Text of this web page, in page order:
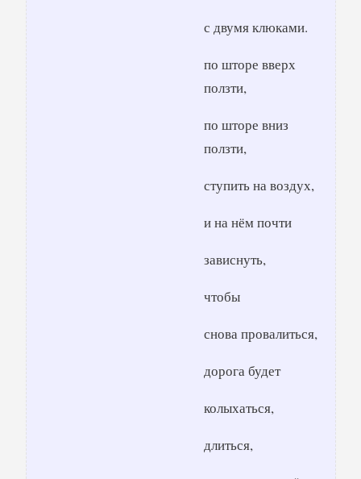
с двумя клюками.
по шторе вверх
ползти,
по шторе вниз
ползти,
ступить на воздух,
и на нём почти
зависнуть,
чтобы
снова провалиться,
дорога будет
колыхаться,
длиться,